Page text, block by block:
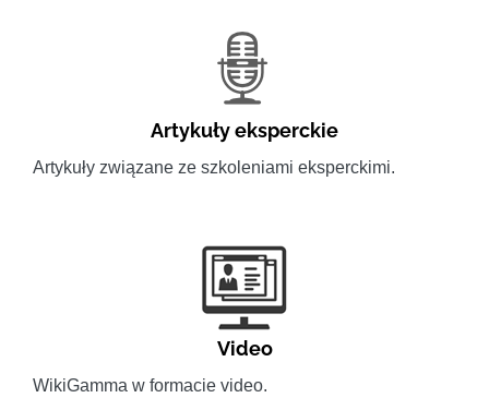
Artykuły eksperckie
Artykuły związane ze szkoleniami eksperckimi.
Video
WikiGamma w formacie video.